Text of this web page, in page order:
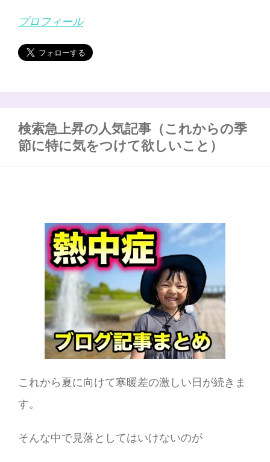
プロフィール
検索急上昇の人気記事（これからの季
節に特に気をつけて欲しいこと）
これから夏に向けて寒暖差の激しい日が続きま
す。
そんな中で見落としてはいけないのが